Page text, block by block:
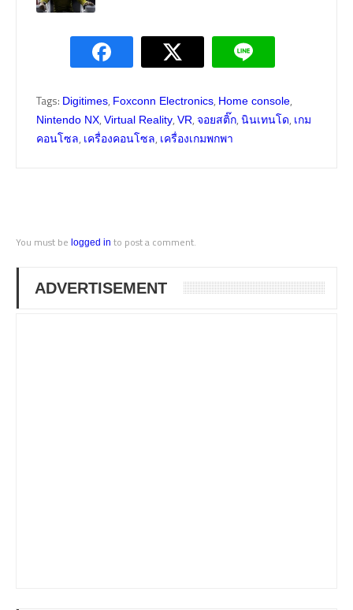
Tags: Digitimes, Foxconn Electronics, Home console,
Nintendo NX, Virtual Reality, VR, จอยสติ๊ก, นินเทนโด, เกม
คอนโซล, เครื่องคอนโซล, เครื่องเกมพกพา
You must be logged in to post a comment.
ADVERTISEMENT